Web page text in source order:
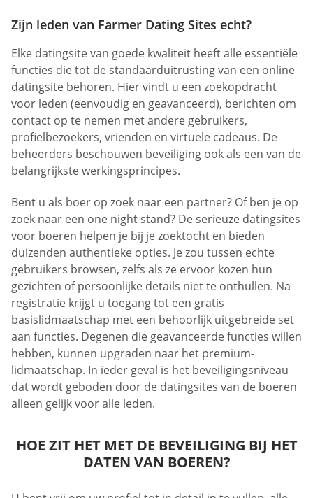
Zijn leden van Farmer Dating Sites echt?
Elke datingsite van goede kwaliteit heeft alle essentiële
functies die tot de standaarduitrusting van een online
datingsite behoren. Hier vindt u een zoekopdracht
voor leden (eenvoudig en geavanceerd), berichten om
contact op te nemen met andere gebruikers,
profielbezoekers, vrienden en virtuele cadeaus. De
beheerders beschouwen beveiliging ook als een van de
belangrijkste werkingsprincipes.
Bent u als boer op zoek naar een partner? Of ben je op
zoek naar een one night stand? De serieuze datingsites
voor boeren helpen je bij je zoektocht en bieden
duizenden authentieke opties. Je zou tussen echte
gebruikers browsen, zelfs als ze ervoor kozen hun
gezichten of persoonlijke details niet te onthullen. Na
registratie krijgt u toegang tot een gratis
basislidmaatschap met een behoorlijk uitgebreide set
aan functies. Degenen die geavanceerde functies willen
hebben, kunnen upgraden naar het premium-
lidmaatschap. In ieder geval is het beveiligingsniveau
dat wordt geboden door de datingsites van de boeren
alleen gelijk voor alle leden.
HOE ZIT HET MET DE BEVEILIGING BIJ HET
DATEN VAN BOEREN?